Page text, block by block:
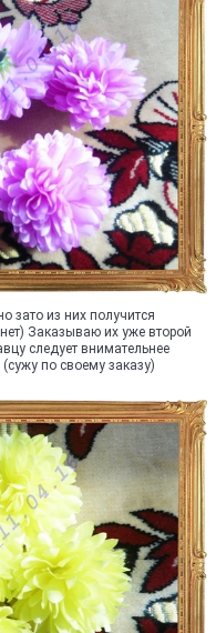
зато из них получится
Заказываю их уже второй
следует внимательнее
по своему заказу)